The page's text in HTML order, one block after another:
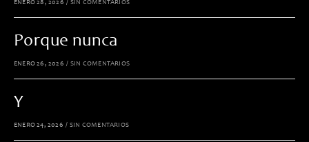
ENERO 28, 2026 / SIN COMENTARIOS
Porque nunca
ENERO 26, 2026 / SIN COMENTARIOS
Y
ENERO 24, 2026 / SIN COMENTARIOS